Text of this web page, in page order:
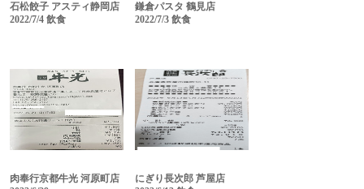
石松餃子 アスティ静岡店
2022/7/4 飲食
鎌倉パスタ 鶴見店
2022/7/3 飲食
肉奉行京都牛光 河原町店
にぎり長次郎 芦屋店